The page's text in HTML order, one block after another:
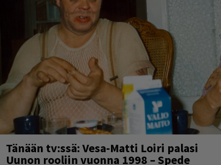
Tänään tv:ssä: Vesa-Matti Loiri palasi
Uunon rooliin vuonna 1998 – Spede